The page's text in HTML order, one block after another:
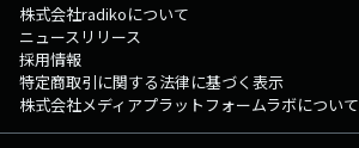
株式会社radikoについて
ニュースリリース
採用情報
特定商取引に関する法律に基づく表示
株式会社メディアプラットフォームラボについて